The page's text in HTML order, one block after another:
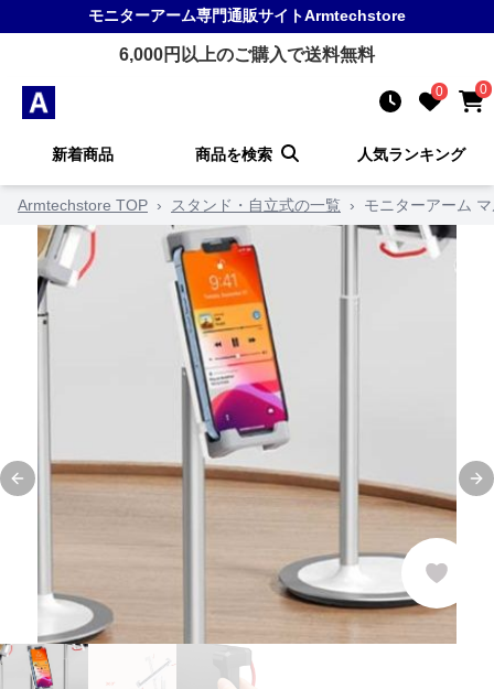
モニターアーム専門通販サイトArmtechstore
6,000円以上のご購入で送料無料
0 0
新着商品 商品を検索 人気ランキング
Armtechstore TOP › スタンド・自立式の一覧 › モニターアーム
Previous slide